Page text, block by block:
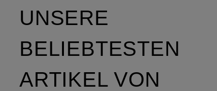
UNSERE
BELIEBTESTEN
ARTIKEL VON